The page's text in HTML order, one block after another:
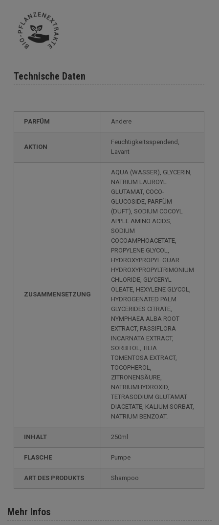
Technische Daten
PARFÜM Andere
AKTION
Feuchtigkeitsspendend,
Lavant
ZUSAMMENSETZUNG
AQUA (WASSER), GLYCERIN,
NATRIUM LAUROYL
GLUTAMAT, COCO-
GLUCOSIDE, PARFÜM
(DUFT), SODIUM COCOYL
APPLE AMINO ACIDS,
SODIUM
COCOAMPHOACETATE,
PROPYLENE GLYCOL,
HYDROXYPROPYL GUAR
HYDROXYPROPYLTRIMONIUM
CHLORIDE, GLYCERYL
OLEATE, HEXYLENE GLYCOL,
HYDROGENATED PALM
GLYCERIDES CITRATE,
NYMPHAEA ALBA ROOT
EXTRACT, PASSIFLORA
INCARNATA EXTRACT,
SORBITOL, TILIA
TOMENTOSA EXTRACT,
TOCOPHEROL,
ZITRONENSÄURE,
NATRIUMHYDROXID,
TETRASODIUM GLUTAMAT
DIACETATE, KALIUM SORBAT,
NATRIUM BENZOAT.
INHALT 250ml
FLASCHE Pumpe
ART DES PRODUKTS Shampoo
Mehr Infos